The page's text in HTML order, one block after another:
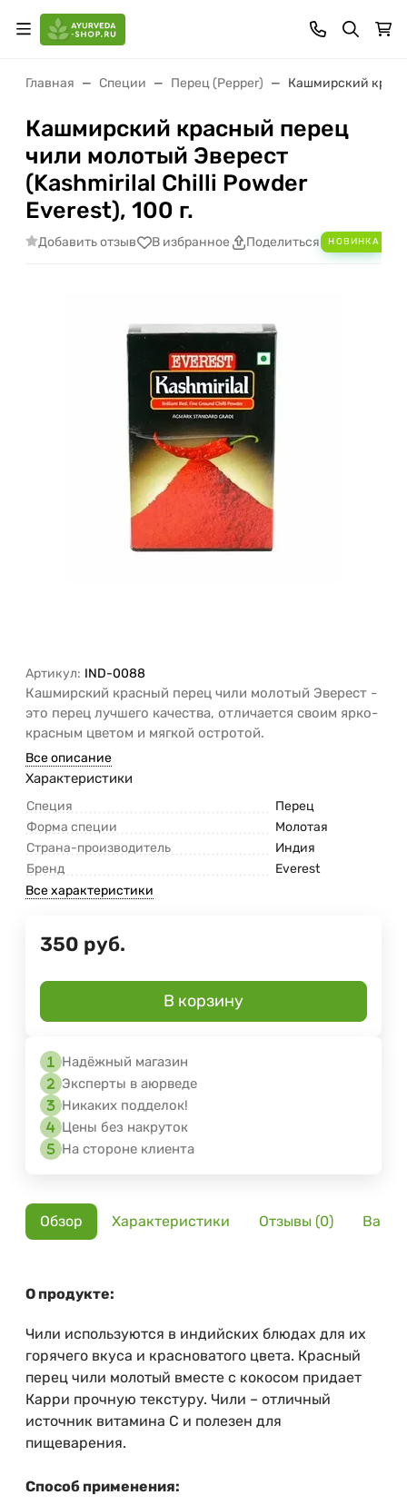
Главная Специи Перец (Pepper) Кашмирский
Кашмирский красный перец
чили молотый Эверест
(Kashmirilal Chilli Powder
Everest), 100 г.
Добавить отзыв В избранное Поделиться НОВИНКА
Артикул: IND-0088
Кашмирский красный перец чили молотый Эверест -
это перец лучшего качества, отличается своим ярко-
красным цветом и мягкой остротой.
Все описание
Характеристики
Специя
Перец
Форма специи
Молотая
Страна-производитель
Индия
Бренд
Everest
Все характеристики
350 руб.
В корзину
Надёжный магазин
Эксперты в аюрведе
Никаких подделок!
Цены без накруток
На стороне клиента
Обзор Характеристики Отзывы (0)
О продукте:
Чили используются в индийских блюдах для их
горячего вкуса и красноватого цвета. Красный
перец чили молотый вместе с кокосом придает
Карри прочную текстуру. Чили – отличный
источник витамина С и полезен для
пищеварения.
Способ применения: